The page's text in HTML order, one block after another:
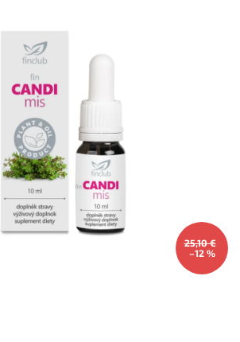
25,10 €
–12 %